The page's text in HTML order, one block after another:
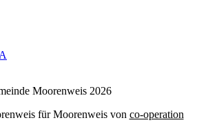
Moorenweis 2026
für Moorenweis von co-operation